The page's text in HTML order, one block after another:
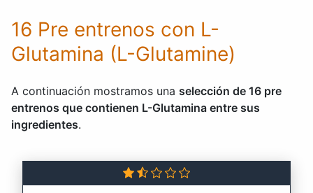
16 Pre entrenos con L-
Glutamina (L-Glutamine)
A continuación mostramos una selección de 16 pre
entrenos que contienen L-Glutamina entre sus
ingredientes.